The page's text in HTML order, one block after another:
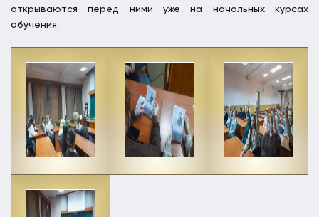
открываются перед ними уже на начальных курсах
обучения.